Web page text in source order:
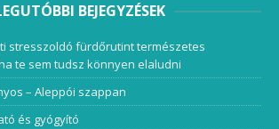
BEJEGYZÉSEK
stresszoldó fürdőrutint természetes
te sem tudsz könnyen elaludni
– Aleppói szappan
és gyógyító